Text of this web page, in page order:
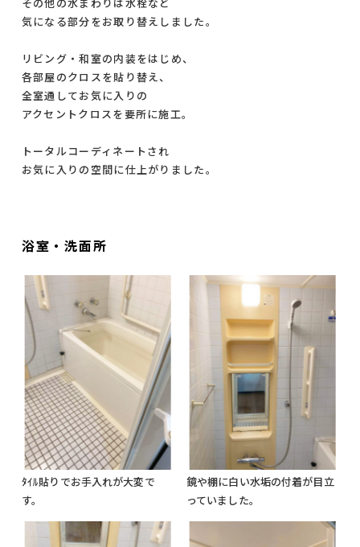
気になる部分をお取り替えしました。
リビング・和室の内装をはじめ、
各部屋のクロスを貼り替え、
全室通してお気に入りの
アクセントクロスを要所に施工。
トータルコーディネートされ
お気に入りの空間に仕上がりました。
浴室・洗面所
ﾀｲﾙ貼りでお手入れが大変で
す。
鏡や棚に白い水垢の付着が目立
っていました。